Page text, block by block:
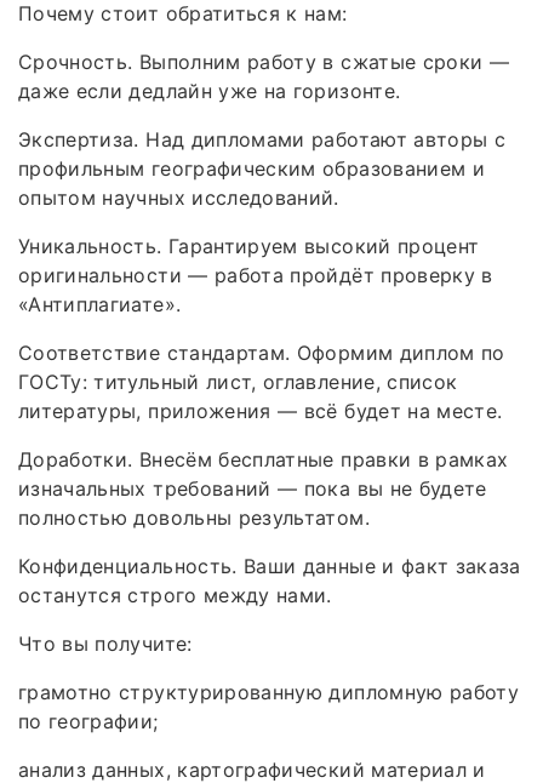
Почему стоит обратиться к нам:
Срочность. Выполним работу в сжатые сроки —
даже если дедлайн уже на горизонте.
Экспертиза. Над дипломами работают авторы с
профильным географическим образованием и
опытом научных исследований.
Уникальность. Гарантируем высокий процент
оригинальности — работа пройдёт проверку в
«Антиплагиате».
Соответствие стандартам. Оформим диплом по
ГОСТу: титульный лист, оглавление, список
литературы, приложения — всё будет на месте.
Доработки. Внесём бесплатные правки в рамках
изначальных требований — пока вы не будете
полностью довольны результатом.
Конфиденциальность. Ваши данные и факт заказа
останутся строго между нами.
Что вы получите:
грамотно структурированную дипломную работу
по географии;
анализ данных, картографический материал и